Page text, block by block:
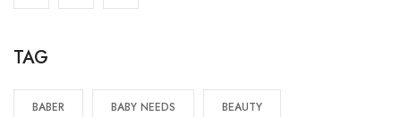
TAG
BABER BABY NEEDS BEAUTY